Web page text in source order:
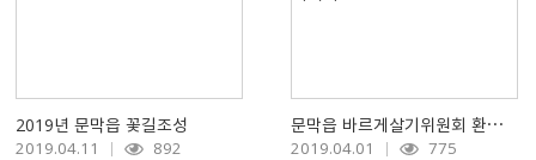
2019년 문막읍 꽃길조성
2019.04.11 892
문막읍 바르게살기위원회 환경정비 및 캠페인실시
2019.04.01 775